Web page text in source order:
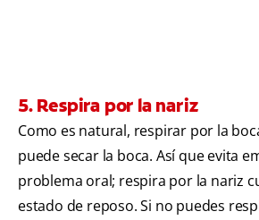
5. Respira por la nariz
Como es natural, respirar por la
puede secar la boca. Así que evita
problema oral; respira por la nariz
estado de reposo. Si no puedes